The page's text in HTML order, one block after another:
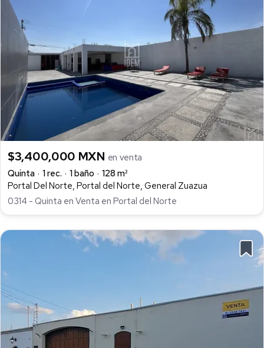
$3,400,000 MXN en venta
Quinta
1 rec. 1 baño
128 m²
Portal Del Norte, Portal del Norte, General Zuazua
0314 - Quinta en Venta en Portal del Norte